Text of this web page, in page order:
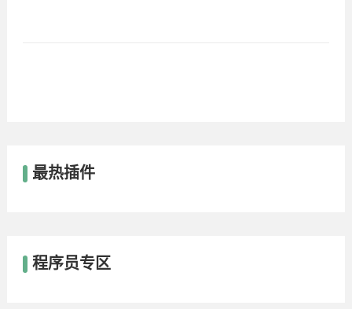
最热插件
程序员专区